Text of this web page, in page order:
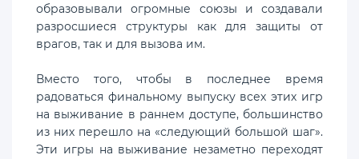
образовывали огромные союзы и создавали
разросшиеся структуры как для защиты от
врагов, так и для вызова им.
Вместо того, чтобы в последнее время
радоваться финальному выпуску всех этих игр
на выживание в раннем доступе, большинство
из них перешло на «следующий большой шаг».
Эти игры на выживание незаметно переходят